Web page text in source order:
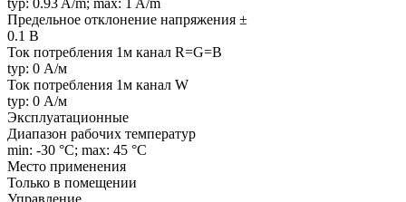
Предельное отклонение напряжения ±
0.1 В
Ток потребления 1м канал R=G=B
typ: 0 А/м
Ток потребления 1м канал W
typ: 0 А/м
Эксплуатационные
Диапазон рабочих температур
min: -30 °C; max: 45 °C
Место применения
Только в помещении
Управление